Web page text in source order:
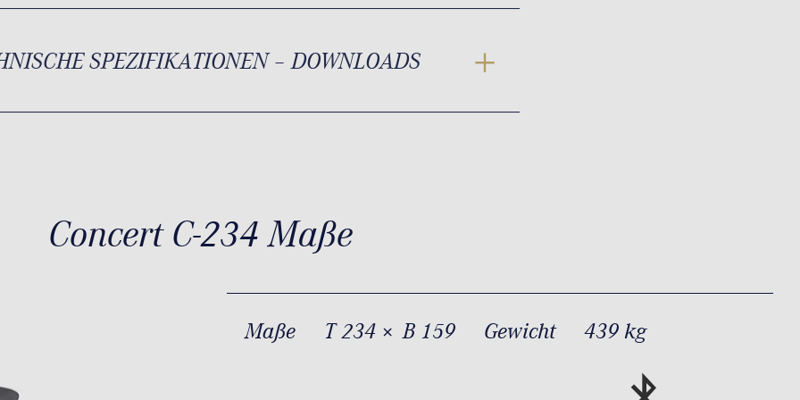
SPEZIFIKATIONEN – DOWNLOADS
Concert C-234 Maße
Maße T 234 × B 159 Gewicht 439 kg